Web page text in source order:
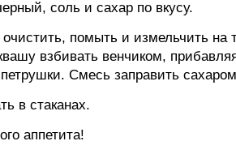
соль и сахар по вкусу.
помыть и измельчить на
взбивать венчиком,
петрушки. Смесь заправить
в стаканах.
аппетита!